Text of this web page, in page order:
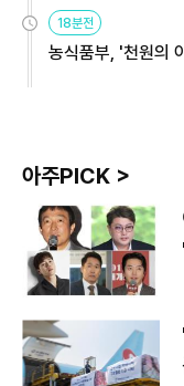
원
18분전
농식품부, '천원의
아주PICK >